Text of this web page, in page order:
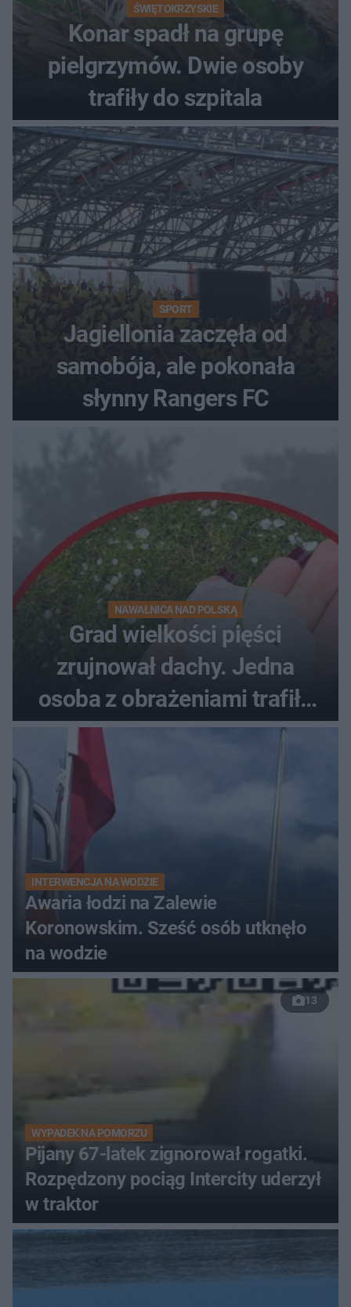
ŚWIĘTOKRZYSKIE
Konar spadł na grupę
pielgrzymów. Dwie osoby
trafiły do szpitala
SPORT
Jagiellonia zaczęła od
samobója, ale pokonała
słynny Rangers FC
NAWAŁNICA NAD POLSKĄ
Grad wielkości pięści
zrujnował dachy. Jedna
osoba z obrażeniami trafiła
do szpitala
INTERWENCJA NA WODZIE
Awaria łodzi na Zalewie
Koronowskim. Sześć osób utknęło
na wodzie
13
WYPADEK NA POMORZU
Pijany 67-latek zignorował rogatki.
Rozpędzony pociąg Intercity uderzył
w traktor